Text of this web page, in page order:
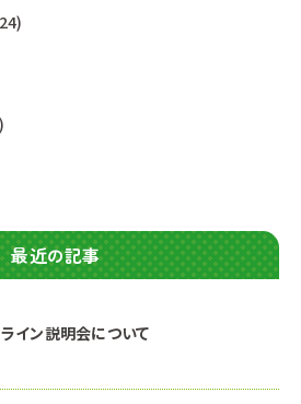
ットエステ・トリミング科 動物海洋飼
最近の記事
イン説明会について